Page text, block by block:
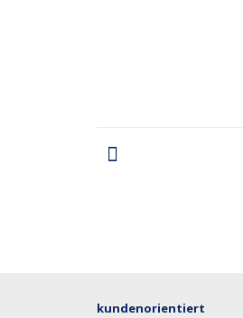
kundenorientiert